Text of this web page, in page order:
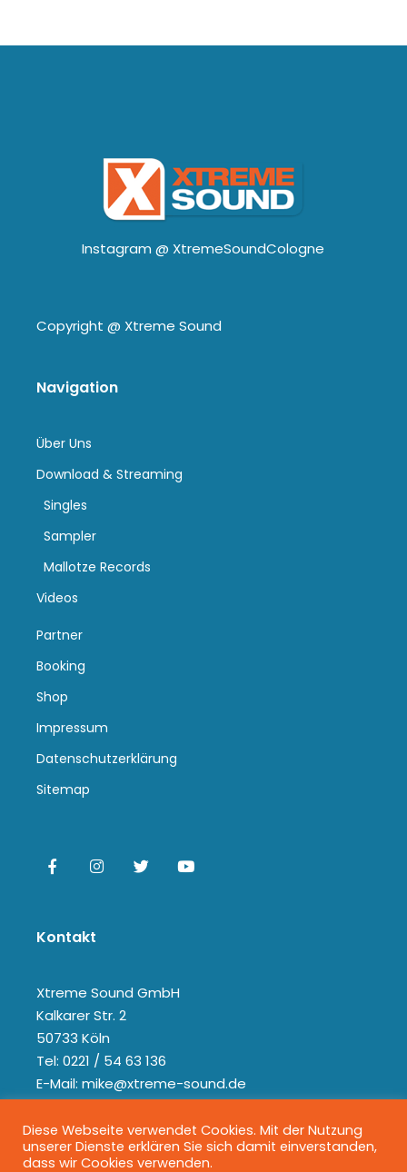
Instagram @ XtremeSoundCologne
Copyright @ Xtreme Sound
Navigation
Über Uns
Download & Streaming
Singles
Sampler
Mallotze Records
Videos
Partner
Booking
Shop
Impressum
Datenschutzerklärung
Sitemap
Kontakt
Xtreme Sound GmbH
Kalkarer Str. 2
50733 Köln
Tel: 0221 / 54 63 136
E-Mail: mike@xtreme-sound.de
Diese Webseite verwendet Cookies. Mit der Nutzung
unserer Dienste erklären Sie sich damit einverstanden,
dass wir Cookies verwenden.